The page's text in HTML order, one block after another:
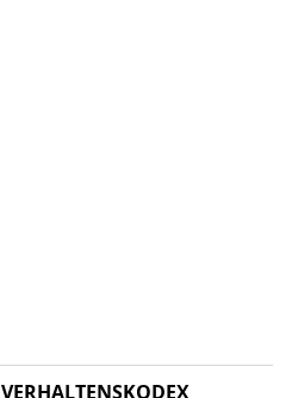
VERHALTENSKODEX